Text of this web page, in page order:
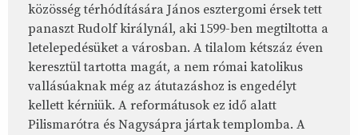
közösség térhódítására János esztergomi érsek tett
panaszt Rudolf királynál, aki 1599-ben megtiltotta a
letelepedésüket a városban. A tilalom kétszáz éven
keresztül tartotta magát, a nem római katolikus
vallásúaknak még az átutazáshoz is engedélyt
kellett kérniük. A reformátusok ez idő alatt
Pilismarótra és Nagysápra jártak templomba. A